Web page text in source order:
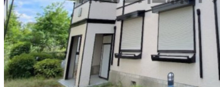
礼金
20万円
1-2階 / 2LDK / 62.00㎡